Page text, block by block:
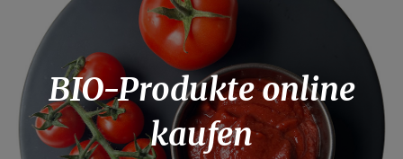
BIO-Produkte online
kaufen